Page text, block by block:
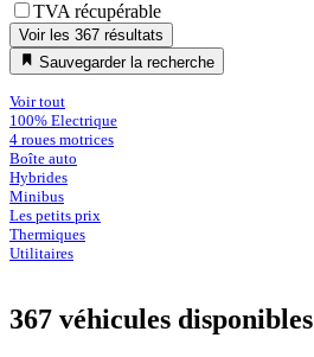
TVA récupérable
Voir les 367 résultats
Sauvegarder la recherche
Voir tout
100% Electrique
4 roues motrices
Boîte auto
Hybrides
Minibus
Les petits prix
Thermiques
Utilitaires
367 véhicules disponibles